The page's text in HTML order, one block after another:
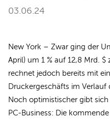
03.06.24
New York – Zwar ging der
April) um 1 % auf 12,8 Mrd.
rechnet jedoch bereits mit
Druckergeschäfts im Verlauf
Noch optimistischer gibt
PC-Business: Die